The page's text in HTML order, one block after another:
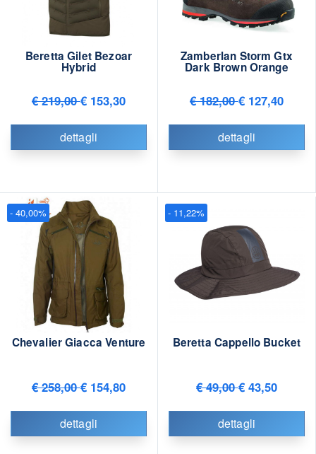
Beretta Gilet Bezoar
Hybrid
€ 219,00€ 153,30
dettagli
Zamberlan Storm Gtx
Dark Brown Orange
€ 182,00€ 127,40
dettagli
Chevalier Giacca Venture
€ 258,00€ 154,80
dettagli
- 40,00%
Beretta Cappello Bucket
€ 49,00€ 43,50
dettagli
- 11,22%